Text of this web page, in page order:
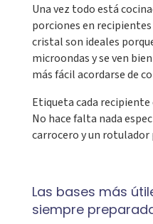
Una vez todo está
porciones en
cristal son ideales
microondas y se ven
más fácil acordarse de
Etiqueta cada
No hace falta nada
carrocero y un
Las bases más
siempre